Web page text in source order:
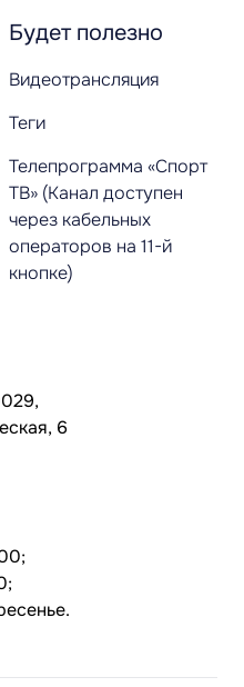
Будет полезно
Видеотрансляция
Теги
Телепрограмма «Спорт
ТВ» (Канал доступен
через кабельных
операторов на 11-й
кнопке)
6